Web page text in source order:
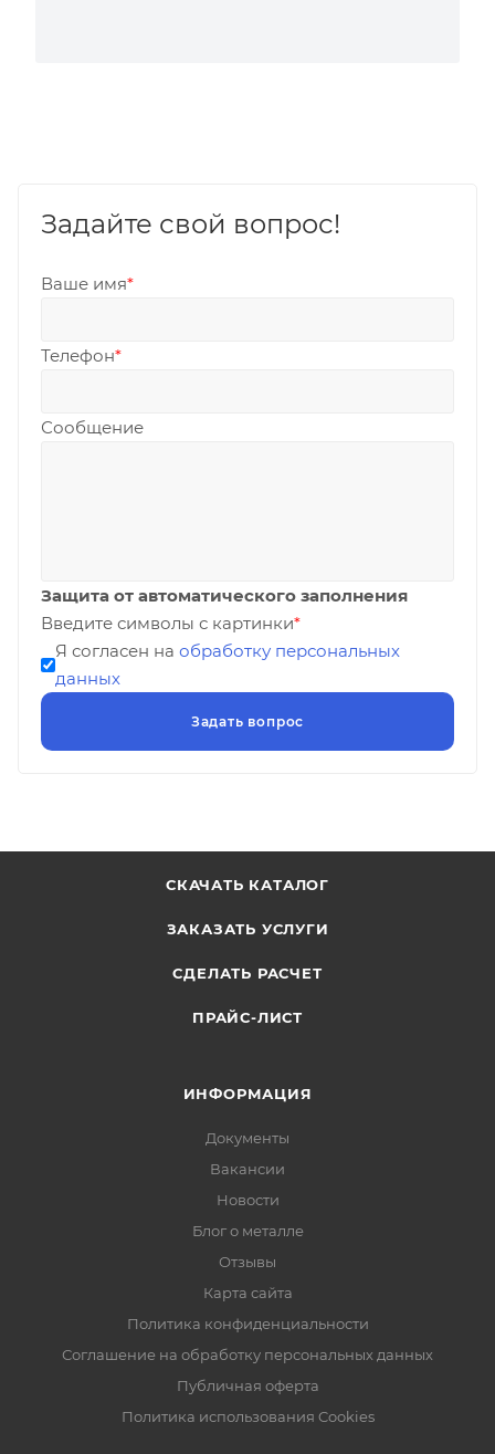
Задайте свой вопрос!
Ваше имя*
Телефон*
Сообщение
Защита от автоматического заполнения
Введите символы с картинки*
Я согласен на обработку персональных
данных
СКАЧАТЬ КАТАЛОГ
ЗАКАЗАТЬ УСЛУГИ
СДЕЛАТЬ РАСЧЕТ
ПРАЙС-ЛИСТ
ИНФОРМАЦИЯ
Документы
Вакансии
Новости
Блог о металле
Отзывы
Карта сайта
Политика конфиденциальности
Соглашение на обработку персональных данных
Публичная оферта
Политика использования Cookies